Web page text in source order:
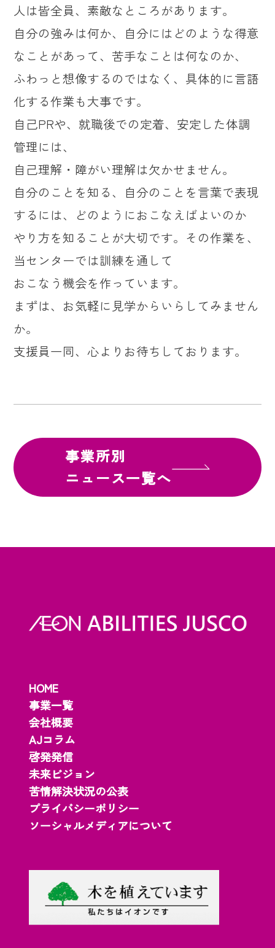
人は皆全員、素敵なところがあります。
自分の強みは何か、自分にはどのような得意
なことがあって、苦手なことは何なのか、
ふわっと想像するのではなく、具体的に言語
化する作業も大事です。
自己PRや、就職後での定着、安定した体調
管理には、
自己理解・障がい理解は欠かせません。
自分のことを知る、自分のことを言葉で表現
するには、どのようにおこなえばよいのか
やり方を知ることが大切です。その作業を、
当センターでは訓練を通して
おこなう機会を作っています。
まずは、お気軽に見学からいらしてみません
か。
支援員一同、心よりお待ちしております。
事業所別
ニュース一覧へ
HOME
事業一覧
会社概要
AJコラム
啓発発信
未来ビジョン
苦情解決状況の公表
プライバシーポリシー
ソーシャルメディアについて